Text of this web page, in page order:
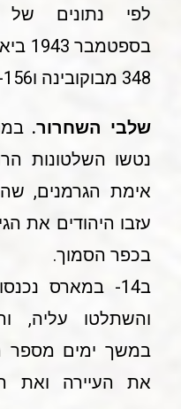
לפי נתונים של
348 מבוקובינה ו156- מבאסאראביה.
שלבי השחרור.
נטשו השלטונות
אימת הגרמנים,
עזבו היהודים את
בכפר הסמוך.
ב14- במארס
והשתלטו עליה,
במשך ימים מספר
את העיירה ואת